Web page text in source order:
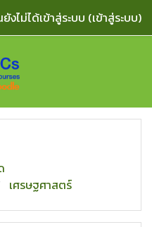
งไม่ได้เข้าสู่ระบบ (เข้าสู่ระบบ)
เศรษฐศาสตร์